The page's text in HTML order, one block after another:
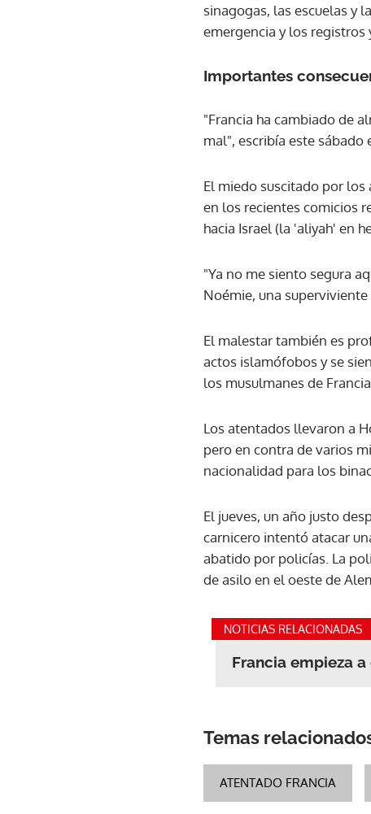
sinagogas, las escuelas y
emergencia y los registros
Importantes
"Francia ha cambiado de
mal", escribía este sábado
El miedo suscitado por
en los recientes comicios
hacia Israel (la 'aliyah' en
"Ya no me siento segura
Noémie, una
El malestar también es
actos islamófobos y se
los musulmanes de
Los atentados llevaron a
pero en contra de varios
nacionalidad para los
El jueves, un año justo
carnicero intentó atacar
abatido por policías. La
de asilo en el oeste de
NOTICIAS RELACIONADAS
Francia empieza
Temas
ATENTADO FRANCIA